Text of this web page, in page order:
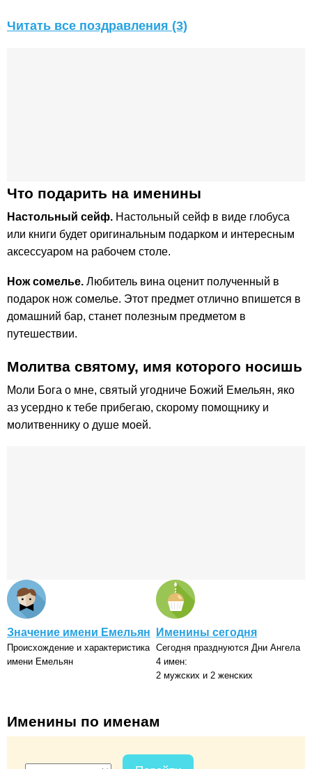
Читать все поздравления (3)
Что подарить на именины
Настольный сейф. Настольный сейф в виде глобуса
или книги будет оригинальным подарком и интересным
аксессуаром на рабочем столе.
Нож сомелье. Любитель вина оценит полученный в
подарок нож сомелье. Этот предмет отлично впишется в
домашний бар, станет полезным предметом в
путешествии.
Молитва святому, имя которого носишь
Моли Бога о мне, святый угодниче Божий Емельян, яко
аз усердно к тебе прибегаю, скорому помощнику и
молитвеннику о душе моей.
Значение имени Емельян
Происхождение и характеристика
имени Емельян
Именины сегодня
Сегодня празднуются Дни Ангела
4 имен:
2 мужских и 2 женских
Именины по именам